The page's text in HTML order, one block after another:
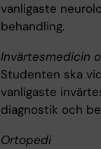
vanligaste
behandling.
Invärtesmedicin
Studenten ska
vanligaste
diagnostik och
Ortopedi